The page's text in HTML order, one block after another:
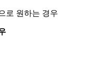
로 원하는 경우